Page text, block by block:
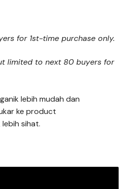
for 1st-time purchase only.
limited to next 80 buyers for
lebih mudah dan
ke product
sihat.